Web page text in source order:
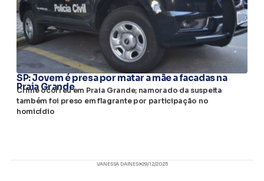
SP: Jovem é presa por matar a mãe a facadas na
Praia Grande
Crime ocorreu em Praia Grande; namorado da suspeita
também foi preso em flagrante por participação no
homicídio
VANESSA DAINESI 29/12/2025